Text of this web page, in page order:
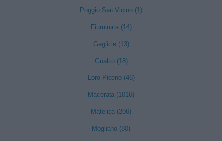
Poggio San Vicino (1)
Fiuminata (14)
Gagliole (13)
Gualdo (18)
Loro Piceno (46)
Macerata (1016)
Matelica (206)
Mogliano (80)